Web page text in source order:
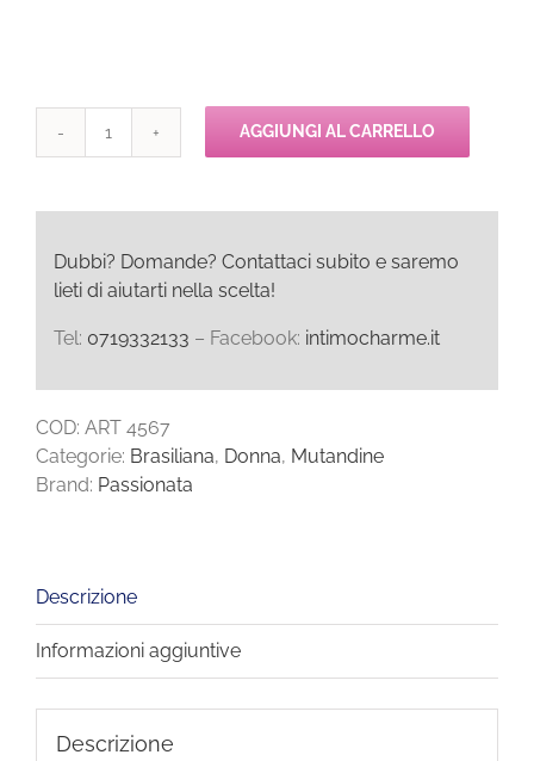
Passionata
quantità
AGGIUNGI AL CARRELLO
Dubbi? Domande? Contattaci subito e saremo
lieti di aiutarti nella scelta!
Tel: 0719332133 – Facebook: intimocharme.it
COD: ART 4567
Categorie: Brasiliana, Donna, Mutandine
Brand: Passionata
Descrizione
Informazioni aggiuntive
Descrizione